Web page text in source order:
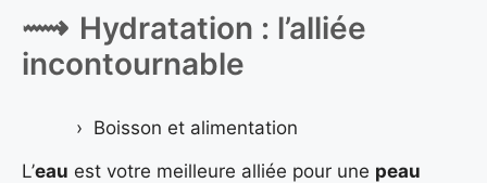
Hydratation : l’alliée
incontournable
Boisson et alimentation
L’eau est votre meilleure alliée pour une peau